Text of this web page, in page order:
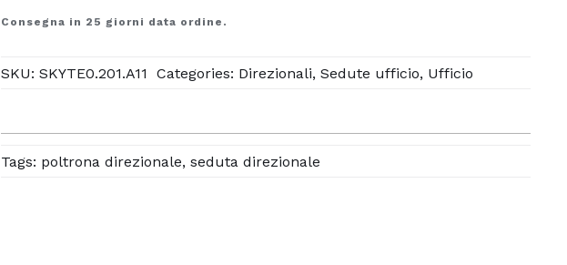
Consegna in 25 giorni data ordine.
SKU:SKYTE0.201.A11 Categories: Direzionali,Sedute ufficio, Ufficio
Tags: poltrona direzionale,seduta direzionale